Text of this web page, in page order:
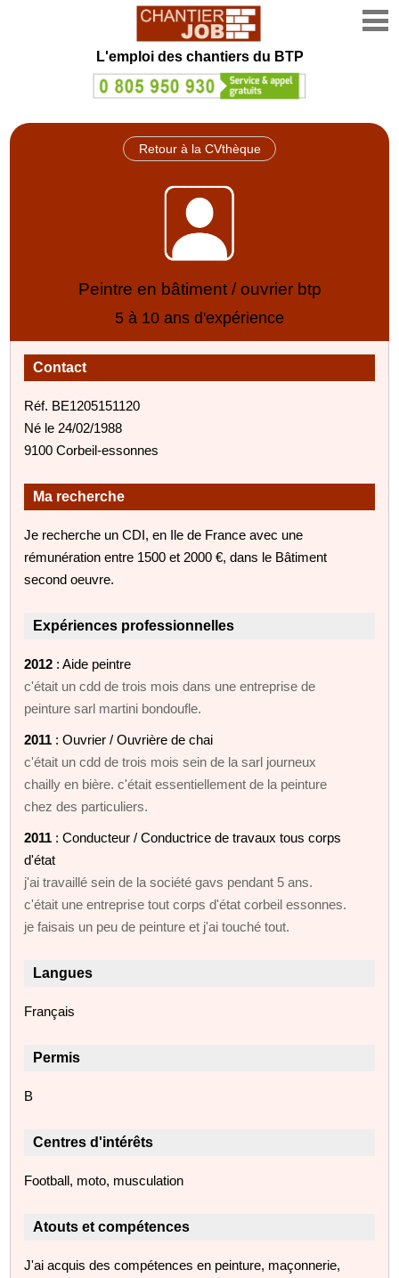
L'emploi des chantiers du BTP
Retour à la CVthèque
Peintre en bâtiment / ouvrier btp
5 à 10 ans d'expérience
Contact
Réf. BE1205151120
Né le 24/02/1988
9100 Corbeil-essonnes
Ma recherche
Je recherche un CDI, en Ile de France avec une
rémunération entre 1500 et 2000 €, dans le Bâtiment
second oeuvre.
Expériences professionnelles
2012 : Aide peintre
c'était un cdd de trois mois dans une entreprise de
peinture sarl martini bondoufle.
2011 : Ouvrier / Ouvrière de chai
c'était un cdd de trois mois sein de la sarl journeux
chailly en bière. c'était essentiellement de la peinture
chez des particuliers.
2011 : Conducteur / Conductrice de travaux tous corps
d'état
j'ai travaillé sein de la société gavs pendant 5 ans.
c'était une entreprise tout corps d'état corbeil essonnes.
je faisais un peu de peinture et j'ai touché tout.
Langues
Français
Permis
B
Centres d'intérêts
Football, moto, musculation
Atouts et compétences
J'ai acquis des compétences en peinture, maçonnerie,